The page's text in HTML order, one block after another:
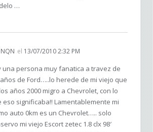
…
NQN el 13/07/2010 2:32 PM
una persona muy fanatica a travez de
de Ford…..lo herede de mi viejo que
años 2000 migro a Chevrolet, con lo
eso significaba!! Lamentablemente mi
auto 0km es un Chevrolet….. solo
mi viejo Escort zetec 1.8 clx 98′